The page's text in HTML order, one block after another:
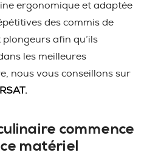
ergonomique et adaptée
des commis de
afin qu’ils
les meilleures
nous vous conseillons sur
commence
matériel